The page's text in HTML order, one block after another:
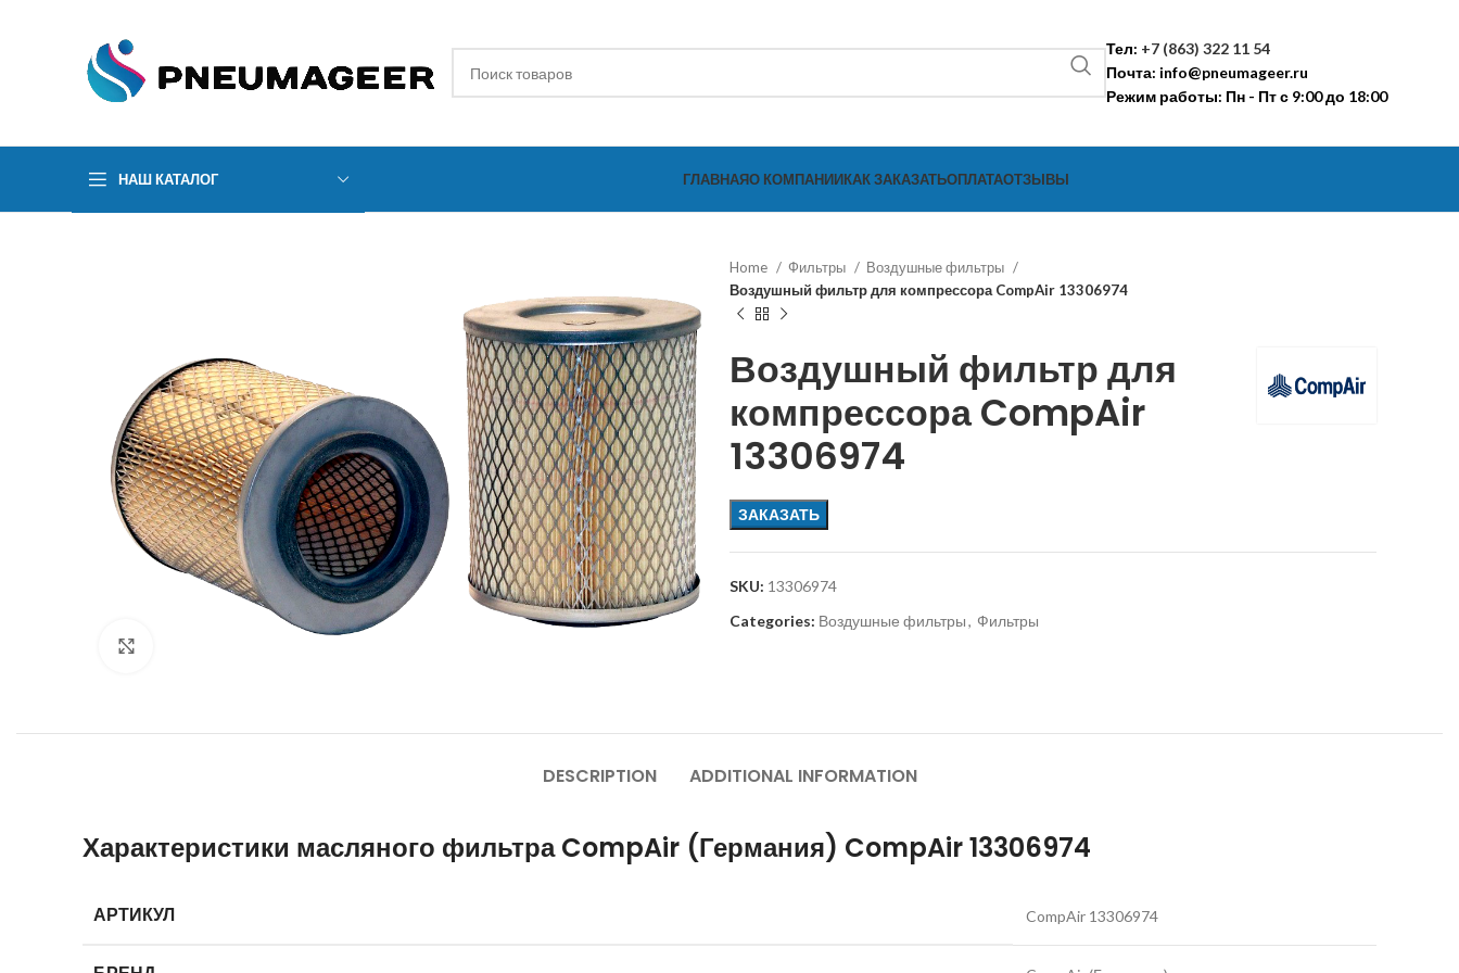
Тел: +7 (863) 322 11 54
Почта: info@pneumageer.ru
Режим работы: Пн - Пт с 9:00 до 18:00
НАШ КАТАЛОГ ГЛАВНАЯО КОМПАНИИКАК ЗАКАЗАТЬОПЛАТАОТЗЫВЫ
Home Фильтры
Воздушные фильтры
Воздушный фильтр для компрессора CompAir 13306974
Воздушный фильтр для
компрессора CompAir
13306974
ЗАКАЗАТЬ
SKU: 13306974
Categories: Воздушные фильтры, Фильтры
DESCRIPTION ADDITIONAL INFORMATION
Характеристики масляного фильтра CompAir (Германия) CompAir 13306974
АРТИКУЛ CompAir 13306974